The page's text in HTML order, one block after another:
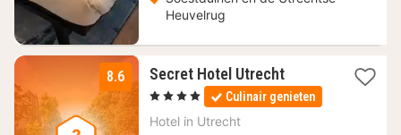
Heuvelrug
8.6 Secret Hotel Utrecht1
nacht
vanaf
, 4 Sterren Culinair genieten
Hotel in Utrecht